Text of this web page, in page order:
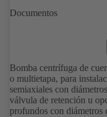
Documentos
Bomba centrífuga de
o multietapa, para
semiaxiales con
válvula de retención u
profundos con diámetros